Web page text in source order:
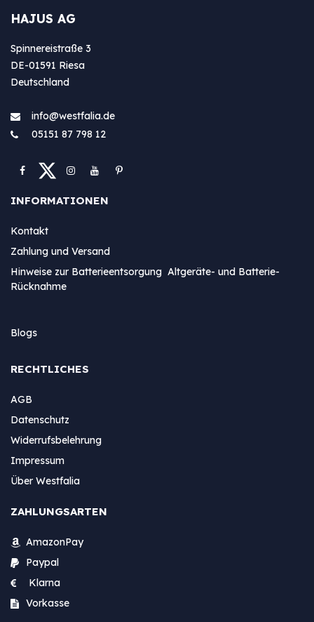
HAJUS AG
Spinnereistraße 3
DE-01591 Riesa
Deutschland
info@westfa​lia.de
05151 87 798 12
INFORMATIONEN
Kontakt
Zahlung und Versand
Hinweise zur Batterieentsorgung Altgeräte- und Batterie-
Rücknahme
Blogs
RECHTLICHES
AGB
Datenschutz
Widerrufsbelehrung
Impressum
Über Westfalia
ZAHLUNGSARTEN
AmazonPay
Paypal
Klarna
Vorkasse